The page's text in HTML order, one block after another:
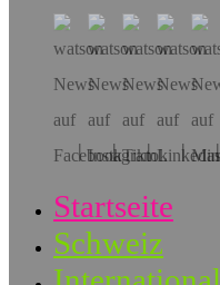
Startseite
Schweiz